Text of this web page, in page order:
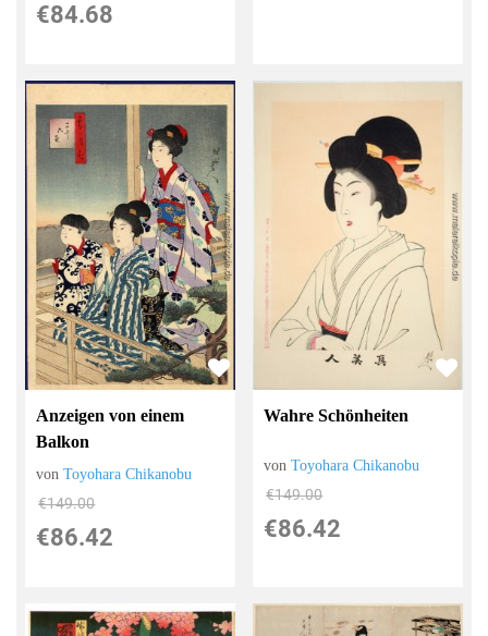
€84.68
Anzeigen von einem
Balkon
vonToyohara Chikanobu
€149.00
€86.42
Wahre Schönheiten
vonToyohara Chikanobu
€149.00
€86.42